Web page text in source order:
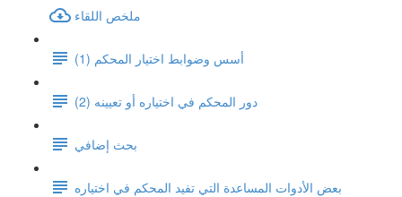
ملخص اللقاء
أسس وضوابط اختيار المحكم (1)
دور المحكم في اختياره أو تعيينه (2)
بحث إضافي
بعض الأدوات المساعدة التي تفيد المحكم في اختياره